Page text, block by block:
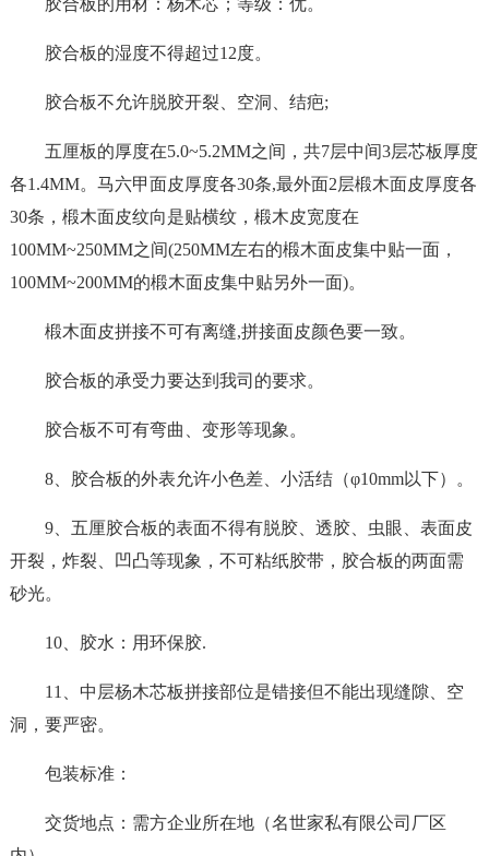
胶合板的用材：杨木芯；等级：优。
胶合板的湿度不得超过12度。
胶合板不允许脱胶开裂、空洞、结疤;
五厘板的厚度在5.0~5.2MM之间，共7层中间3层芯板厚度
各1.4MM。马六甲面皮厚度各30条,最外面2层椴木面皮厚度各
30条，椴木面皮纹向是贴横纹，椴木皮宽度在
100MM~250MM之间(250MM左右的椴木面皮集中贴一面，
100MM~200MM的椴木面皮集中贴另外一面)。
椴木面皮拼接不可有离缝,拼接面皮颜色要一致。
胶合板的承受力要达到我司的要求。
胶合板不可有弯曲、变形等现象。
8、胶合板的外表允许小色差、小活结（φ10mm以下）。
9、五厘胶合板的表面不得有脱胶、透胶、虫眼、表面皮
开裂，炸裂、凹凸等现象，不可粘纸胶带，胶合板的两面需
砂光。
10、胶水：用环保胶.
11、中层杨木芯板拼接部位是错接但不能出现缝隙、空
洞，要严密。
包装标准：
交货地点：需方企业所在地（名世家私有限公司厂区